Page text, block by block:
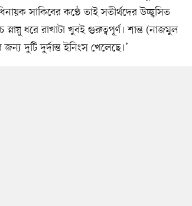
সাকিবের কণ্ঠে তাই সতীর্থদের উচ্ছ্বসিত
ধরে রাখাটা খুবই গুরুত্বপূর্ণ। শান্ত (নাজমুল
দুটি দুর্দান্ত ইনিংস খেলেছে।’